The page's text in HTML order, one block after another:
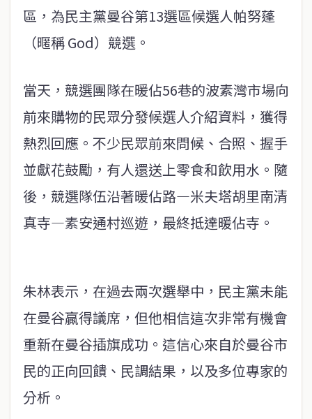
區，為民主黨曼谷第13選區候選人帕努蓬
（暱稱 God）競選。
當天，競選團隊在暖佔56巷的波素灣市場向
前來購物的民眾分發候選人介紹資料，獲得
熱烈回應。不少民眾前來問候、合照、握手
並獻花鼓勵，有人還送上零食和飲用水。隨
後，競選隊伍沿著暖佔路—米夫塔胡里南清
真寺—素安通村巡遊，最終抵達暖佔寺。
朱林表示，在過去兩次選舉中，民主黨未能
在曼谷贏得議席，但他相信這次非常有機會
重新在曼谷插旗成功。這信心來自於曼谷市
民的正向回饋、民調結果，以及多位專家的
分析。